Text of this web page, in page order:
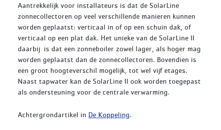
Aantrekkelijk voor installateurs is dat de SolarLine
zonnecollectoren op veel verschillende manieren kunnen
worden geplaatst: verticaal in of op een schuin dak, of
verticaal op een plat dak. Het unieke van de SolarLine II
daarbij is dat een zonneboiler zowel lager, als hoger mag
worden geplaatst dan de zonnecollectoren. Bovendien is
een groot hoogteverschil mogelijk, tot wel vijf etages.
Naast tapwater kan de SolarLine II ook worden toegepast
als ondersteuning voor de centrale verwarming.
Achtergrondartikel in De Koppeling.